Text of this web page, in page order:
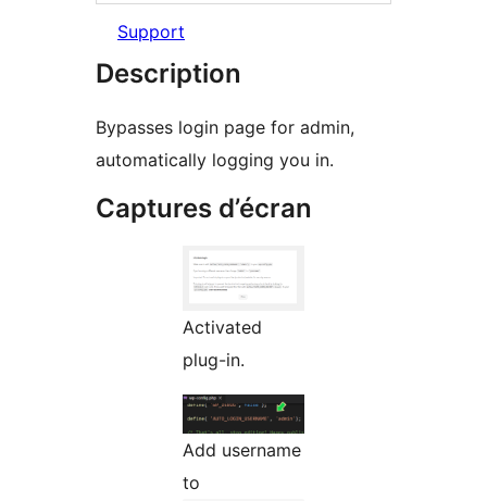
Support
Description
Bypasses login page for admin,
automatically logging you in.
Captures d’écran
Activated
plug-in.
Add username
to